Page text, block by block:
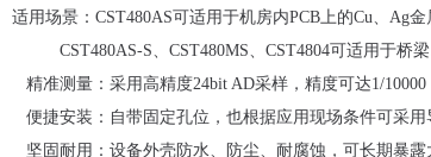
适用场景：CST480AS可适用于机房内PCB上的Cu、Ag金
CST480AS-S、CST480MS、CST4804可适用于桥梁
精准测量：采用高精度24bit AD采样，精度可达1/10000
便捷安装：自带固定孔位，也根据应用现场条件可采用
坚固耐用：设备外壳防水、防尘、耐腐蚀，可长期暴露